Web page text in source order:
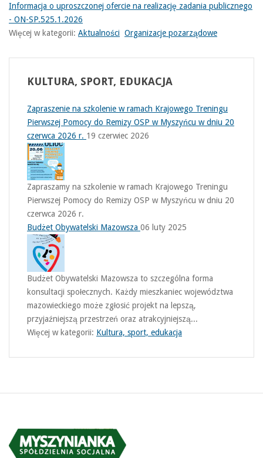
Informacja o uproszczonej ofercie na realizację zadania publicznego
- ON-SP.525.1.2026
Więcej w kategorii: Aktualności Organizacje pozarządowe
KULTURA, SPORT, EDUKACJA
Zapraszenie na szkolenie w ramach Krajowego Treningu
Pierwszej Pomocy do Remizy OSP w Myszyńcu w dniu 20
czerwca 2026 r. 19 czerwiec 2026
Zapraszamy na szkolenie w ramach Krajowego Treningu
Pierwszej Pomocy do Remizy OSP w Myszyńcu w dniu 20
czerwca 2026 r.
Budżet Obywatelski Mazowsza 06 luty 2025
Budżet Obywatelski Mazowsza to szczególna forma
konsultacji społecznych. Każdy mieszkaniec województwa
mazowieckiego może zgłosić projekt na lepszą,
przyjaźniejszą przestrzeń oraz atrakcyjniejszą...
Więcej w kategorii: Kultura, sport, edukacja